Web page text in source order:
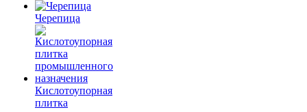
Черепица
Кислотоупорная
плитка